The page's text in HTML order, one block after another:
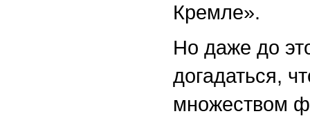
Кремле».
Но даже до
догадаться,
множеством